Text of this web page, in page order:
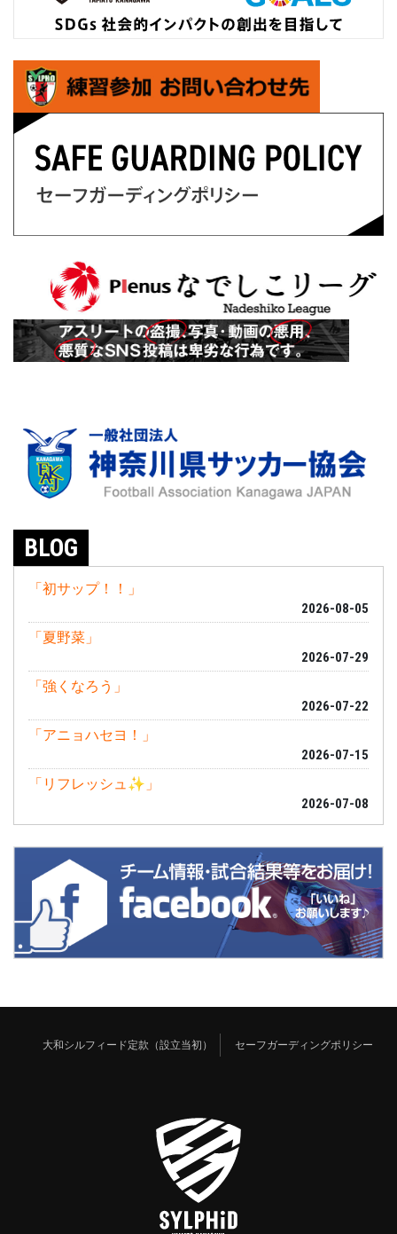
BLOG
「初サップ！！」
2026-08-05
「夏野菜」
2026-07-29
「強くなろう」
2026-07-22
「アニョハセヨ！」
2026-07-15
「リフレッシュ✨」
2026-07-08
大和シルフィード定款（設立当初） セーフガーディングポリシー